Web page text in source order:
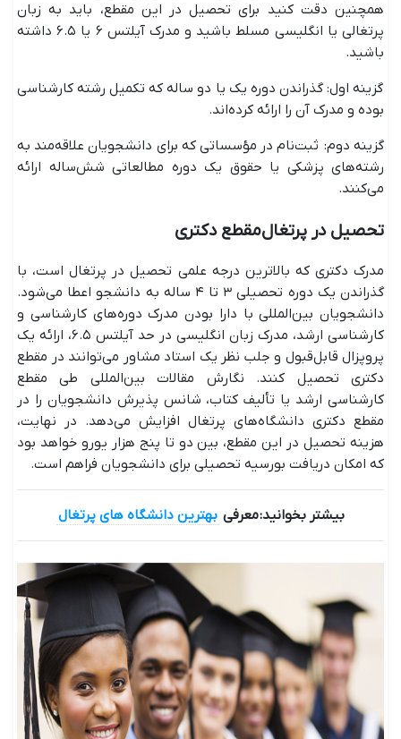
همچنین دقت کنید برای تحصیل در این مقطع، باید به زبان
پرتغالی یا انگلیسی مسلط باشید و مدرک آیلتس ۶ یا ۶.۵ داشته
باشید.
گزینه اول: گذراندن دوره یک یا دو ساله که تکمیل رشته کارشناسی
بوده و مدرک آن را ارائه کرده‌اند.
گزینه دوم: ثبت‌نام در مؤسساتی که برای دانشجویان علاقه‌مند به
رشته‌های پزشکی یا حقوق یک دوره مطالعاتی شش‌ساله ارائه
می‌کنند.
تحصیل در پرتغال مقطع دکتری
مدرک دکتری که بالاترین درجه علمی تحصیل در پرتغال است، با
گذراندن یک دوره تحصیلی ۳ تا ۴ ساله به دانشجو اعطا می‌شود.
دانشجویان بین‌المللی با دارا بودن مدرک دوره‌های کارشناسی و
کارشناسی ارشد، مدرک زبان انگلیسی در حد آیلتس ۶.۵، ارائه یک
پروپزال قابل‌قبول و جلب نظر یک استاد مشاور می‌توانند در مقطع
دکتری تحصیل کنند. نگارش مقالات بین‌المللی طی مقطع
کارشناسی ارشد یا تألیف کتاب، شانس پذیرش دانشجویان را در
مقطع دکتری دانشگاه‌های پرتغال افزایش می‌دهد. در نهایت،
هزینه تحصیل در این مقطع، بین دو تا پنج هزار یورو خواهد بود
که امکان دریافت بورسیه تحصیلی برای دانشجویان فراهم است.
بیشتر بخوانید: معرفی بهترین دانشگاه های پرتغال